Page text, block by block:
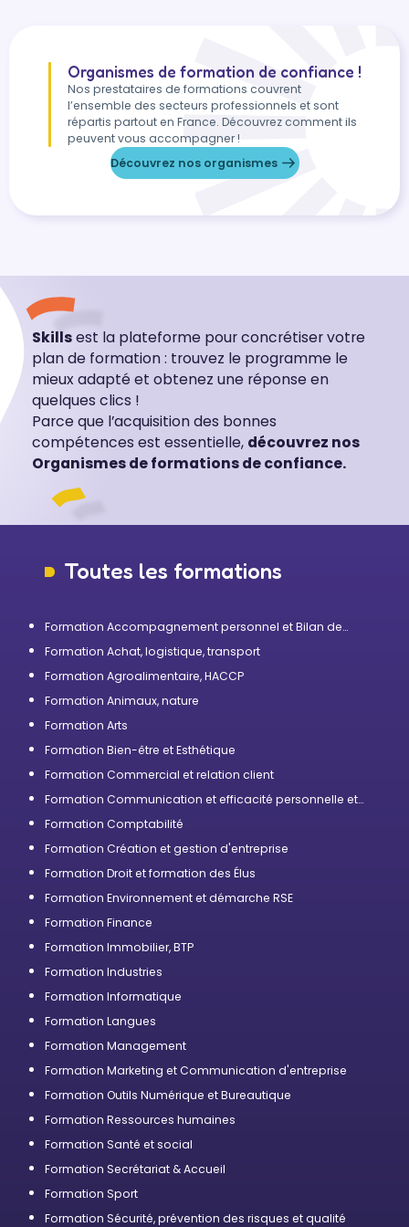
Organismes de formation de confiance !
Nos prestataires de formations couvrent
l’ensemble des secteurs professionnels et sont
répartis partout en France. Découvrez comment ils
peuvent vous accompagner !
Découvrez nos organismes
Skillsest la plateforme pour concrétiser votre
plan de formation : trouvez le programme le
mieux adapté et obtenez une réponse en
quelques clics !
Parce que l’acquisition des bonnes
compétences est essentielle, découvrez nos
Organismes de formations de confiance.
Toutes les formations
Formation Accompagnement personnel et Bilan de
Formation Achat, logistique, transport
Formation Agroalimentaire, HACCP
Formation Animaux, nature
Formation Arts
Formation Bien-être et Esthétique
Formation Commercial et relation client
Formation Communication et efficacité personnelle et
Formation Comptabilité
Formation Création et gestion d'entreprise
Formation Droit et formation des Élus
Formation Environnement et démarche RSE
Formation Finance
Formation Immobilier, BTP
Formation Industries
Formation Informatique
Formation Langues
Formation Management
Formation Marketing et Communication d'entreprise
Formation Outils Numérique et Bureautique
Formation Ressources humaines
Formation Santé et social
Formation Secrétariat & Accueil
Formation Sport
Formation Sécurité, prévention des risques et qualité